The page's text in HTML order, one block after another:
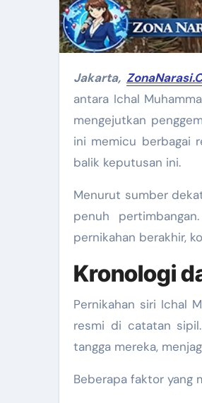
Jakarta,
antara Ichal
mengejutkan
ini memicu berbagai
balik keputusan ini.
Menurut sumber
penuh
pernikahan berakhir,
Kronologi
Pernikahan siri Ichal
resmi di catatan
tangga mereka,
Beberapa faktor yang